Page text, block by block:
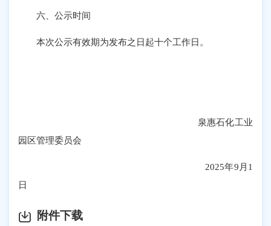
六、公示时间
本次公示有效期为发布之日起十个工作日。
泉惠石化工业
园区管理委员会
2025年9月1
日
附件下载